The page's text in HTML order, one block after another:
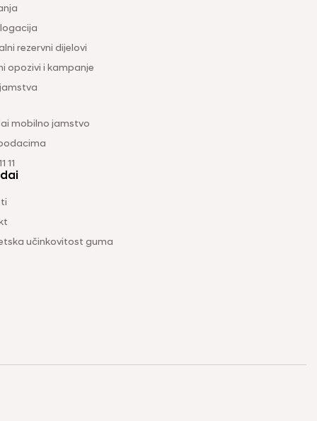
rezervni dijelovi
opozivi i kampanje
mobilno jamstvo
11
učinkovitost guma